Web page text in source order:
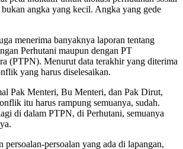
angka yang kecil. Angka yang gede
menerima banyaknya laporan tentang
Perhutani maupun dengan PT
(PTPN). Menurut data terakhir yang diterima
yang harus diselesaikan.
Pak Menteri, Bu Menteri, dan Pak Dirut,
itu harus rampung semuanya, sudah.
di dalam PTPN, di Perhutani, semuanya
persoalan-persoalan yang ada di lapangan,